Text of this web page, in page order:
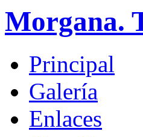
Morgana.
Principal
Galería
Enlaces